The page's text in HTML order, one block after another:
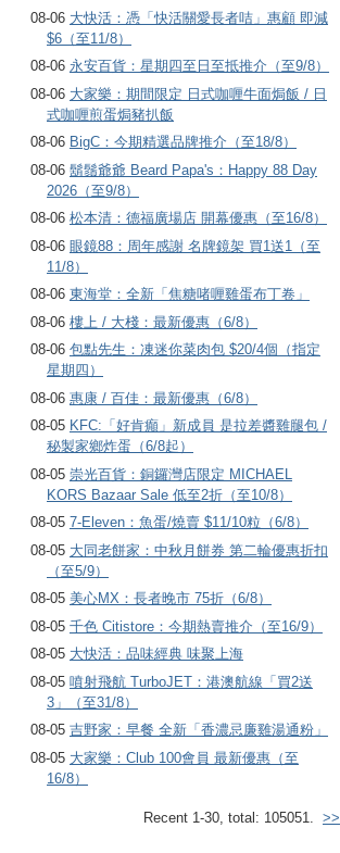
08-06 大快活：憑「快活關愛長者咭」惠顧 即減
$6（至11/8）
08-06 永安百貨：星期四至日至抵推介（至9/8）
08-06 大家樂：期間限定 日式咖喱牛面焗飯 / 日
式咖喱煎蛋焗豬扒飯
08-06 BigC：今期精選品牌推介（至18/8）
08-06 鬍鬚爺爺 Beard Papa's：Happy 88 Day
2026（至9/8）
08-06 松本清：德福廣場店 開幕優惠（至16/8）
08-06 眼鏡88：周年感謝 名牌鏡架 買1送1（至
11/8）
08-06 東海堂：全新「焦糖啫喱雞蛋布丁卷」
08-06 樓上 / 大棧：最新優惠（6/8）
08-06 包點先生：凍迷你菜肉包 $20/4個（指定
星期四）
08-06 惠康 / 百佳：最新優惠（6/8）
08-05 KFC:「好肯癲」新成員 是拉差醬雞腿包 /
秘製家鄉炸蛋（6/8起）
08-05 崇光百貨：銅鑼灣店限定 MICHAEL
KORS Bazaar Sale 低至2折（至10/8）
08-05 7-Eleven：魚蛋/燒賣 $11/10粒（6/8）
08-05 大同老餅家：中秋月餅券 第二輪優惠折扣
（至5/9）
08-05 美心MX：長者晚市 75折（6/8）
08-05 千色 Citistore：今期熱賣推介（至16/9）
08-05 大快活：品味經典 味聚上海
08-05 噴射飛航 TurboJET：港澳航線「買2送
3」（至31/8）
08-05 吉野家：早餐 全新「香濃忌廉雞湯通粉」
08-05 大家樂：Club 100會員 最新優惠（至
16/8）
Recent 1-30, total: 105051. >>